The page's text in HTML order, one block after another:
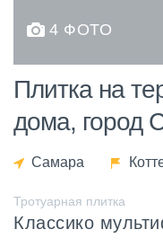
4 ФОТО
Плитка на
дома, город
Самара
Тротуарная плитка
Классико